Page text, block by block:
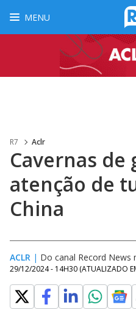
MENU
R7 Aclr
Cavernas de
atenção de
China
ACLR | Do canal Record News
29/12/2024 - 14H30 (ATUALIZADO